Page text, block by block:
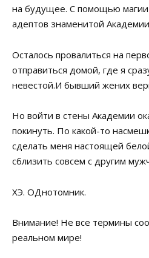
на будущее. С помощью магии
адептов знаменитой
Осталось провалиться на
отправиться домой, где я
невестой.И бывший жених
Но войти в стены Академии
покинуть. По какой-то
сделать меня настоящей
сблизить совсем с другим
ХЭ. ОДнотомник.
Внимание! Не все термины
реальном мире!